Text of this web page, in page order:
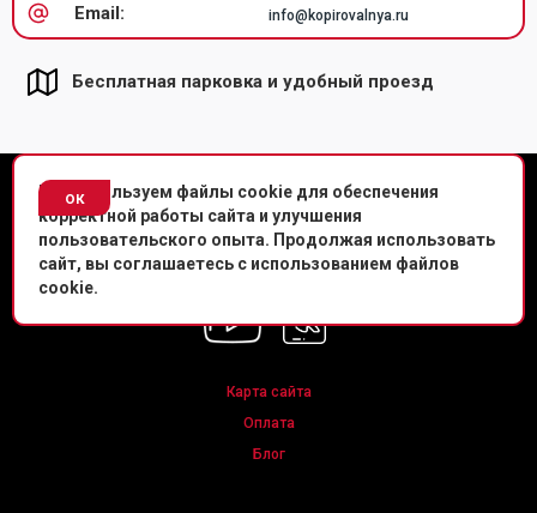
Email: info@kopirovalnya.ru
Бесплатная парковка и удобный проезд
ок
Мы используем файлы cookie для обеспечения
корректной работы сайта и улучшения
пользовательского опыта. Продолжая использовать
сайт, вы соглашаетесь с использованием файлов
cookie.
© Копировальный центр «Копировальня» 2013-
Политика конфиденциальности
Мы в соц. сетях
Карта сайта
Оплата
Блог